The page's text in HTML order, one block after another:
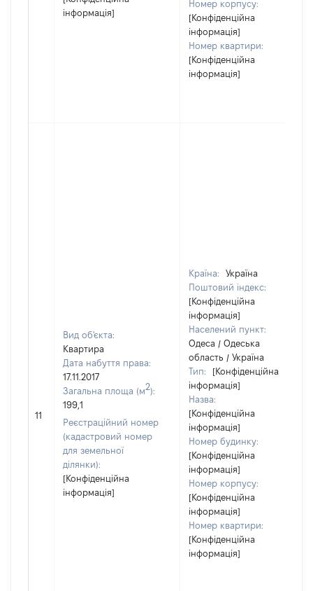
інформація]
Номер корпусу:
[Конфіденційна
інформація]
Номер квартири:
[Конфіденційна
інформація]
11
Вид об'єкта:
Квартира
Дата набуття права:
17.11.2017
Загальна площа (м2):
199,1
Реєстраційний номер
(кадастровий номер
для земельної
ділянки):
[Конфіденційна
інформація]
Країна:
Україна
Поштовий індекс:
[Конфіденційна
інформація]
Населений пункт:
Одеса / Одеська
область / Україна
Тип:
[Конфіденційна
інформація]
Назва:
[Конфіденційна
інформація]
Номер будинку:
[Конфіденційна
інформація]
Номер корпусу:
[Конфіденційна
інформація]
Номер квартири:
[Конфіденційна
інформація]